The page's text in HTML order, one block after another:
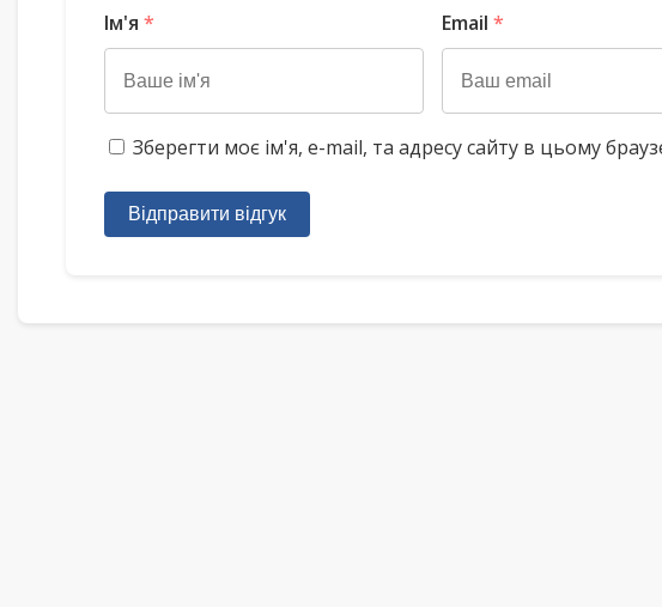
Ім'я * Email *
Зберегти моє ім'я, e-mail, та адресу сайту в цьому
Відправити відгук